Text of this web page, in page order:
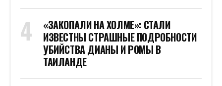
«ЗАКОПАЛИ НА ХОЛМЕ»: СТАЛИ
ИЗВЕСТНЫ СТРАШНЫЕ ПОДРОБНОСТИ
УБИЙСТВА ДИАНЫ И РОМЫ В
ТАИЛАНДЕ